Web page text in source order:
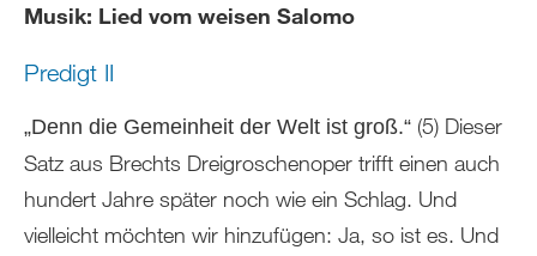
Musik: Lied vom weisen Salomo
Predigt II
„Denn die Gemeinheit der Welt ist groß.“ (5) Dieser
Satz aus Brechts Dreigroschenoper trifft einen auch
hundert Jahre später noch wie ein Schlag. Und
vielleicht möchten wir hinzufügen: Ja, so ist es. Und